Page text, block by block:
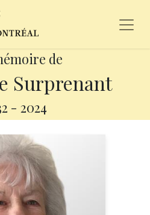
de
Surprenant
- 2024